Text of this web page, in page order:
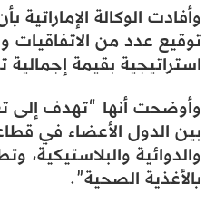
وأفادت الوكالة
توقيع عدد من
استراتيجية بقيمة إجمالية
وأوضحت أنها “تهدف إلى
بين الدول الأعضاء في
والدوائية والبلاستيكية،
بالأغذية الصحية”.